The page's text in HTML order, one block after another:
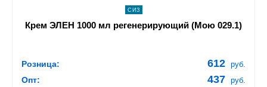
СИЗ
Крем ЭЛЕН 1000 мл регенерирующий (Мою 029.1)
Розница: 612 руб.
Опт: 437 руб.